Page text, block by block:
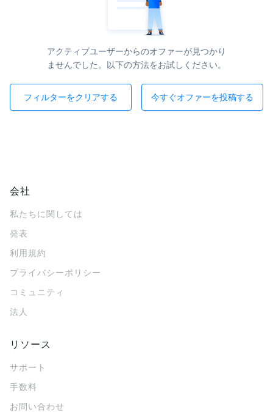
アクティブユーザーからのオファーが見つかり
ませんでした。以下の方法をお試しください。
フィルターをクリアする 今すぐオファーを投稿する
会社
私たちに関しては
発表
利用規約
プライバシーポリシー
コミュニティ
法人
リソース
サポート
手数料
お問い合わせ